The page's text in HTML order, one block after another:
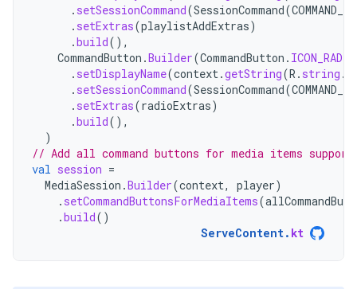
. setSessionCommand(SessionCommand(
. setExtras(playlistAddExtras)
.build(),
CommandButton .Builder(CommandButton . ICON_RADIO
. setDisplayName(context.getString(R . string .
. setSessionCommand(SessionCommand(
. setExtras(radioExtras)
.build(),
)
// Add all command buttons for media items
val session =
MediaSession .Builder(context, player)
. setCommandButtonsForMediaItems(
.build()
ServeContent. kt